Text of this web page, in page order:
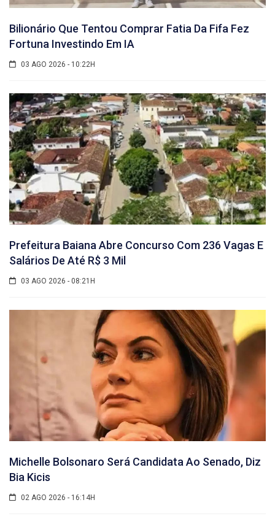
Bilionário Que Tentou Comprar Fatia Da Fifa Fez
Fortuna Investindo Em IA
03 AGO 2026 - 10:22H
Prefeitura Baiana Abre Concurso Com 236 Vagas E
Salários De Até R$ 3 Mil
03 AGO 2026 - 08:21H
Michelle Bolsonaro Será Candidata Ao Senado, Diz
Bia Kicis
02 AGO 2026 - 16:14H